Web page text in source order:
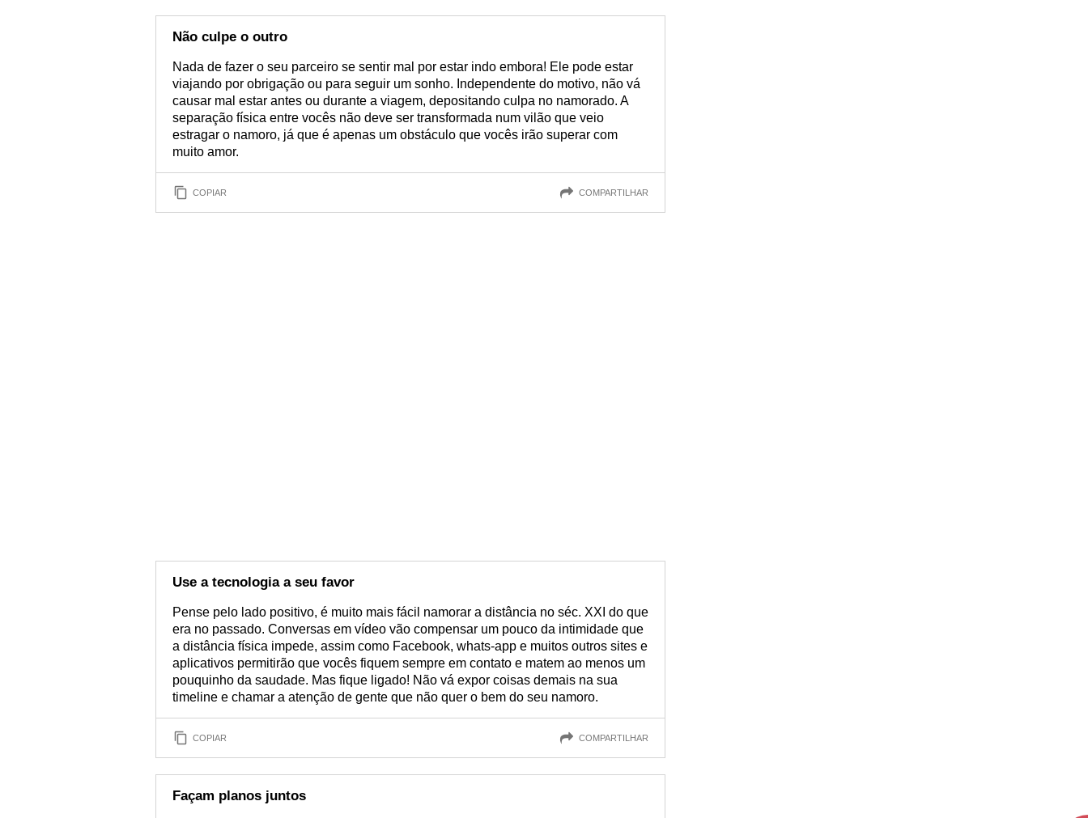
Não culpe o outro
Nada de fazer o seu parceiro se sentir mal por estar indo embora! Ele pode estar
viajando por obrigação ou para seguir um sonho. Independente do motivo, não vá
causar mal estar antes ou durante a viagem, depositando culpa no namorado. A
separação física entre vocês não deve ser transformada num vilão que veio
estragar o namoro, já que é apenas um obstáculo que vocês irão superar com
muito amor.
COPIAR COMPARTILHAR
Use a tecnologia a seu favor
Pense pelo lado positivo, é muito mais fácil namorar a distância no séc. XXI do que
era no passado. Conversas em vídeo vão compensar um pouco da intimidade que
a distância física impede, assim como Facebook, whats-app e muitos outros sites e
aplicativos permitirão que vocês fiquem sempre em contato e matem ao menos um
pouquinho da saudade. Mas fique ligado! Não vá expor coisas demais na sua
timeline e chamar a atenção de gente que não quer o bem do seu namoro.
COPIAR COMPARTILHAR
Façam planos juntos